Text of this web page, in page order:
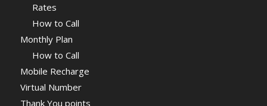
Rates
How to Call
Monthly Plan
How to Call
Mobile Recharge
Virtual Number
Thank You points